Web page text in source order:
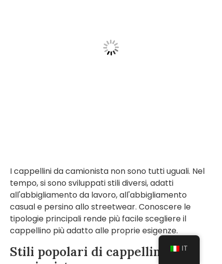
I cappellini da camionista non sono tutti uguali. Nel
tempo, si sono sviluppati stili diversi, adatti
all'abbigliamento da lavoro, all'abbigliamento
casual e persino allo streetwear. Conoscere le
tipologie principali rende più facile scegliere il
cappellino più adatto alle proprie esigenze.
Stili popolari di cappellini daIT